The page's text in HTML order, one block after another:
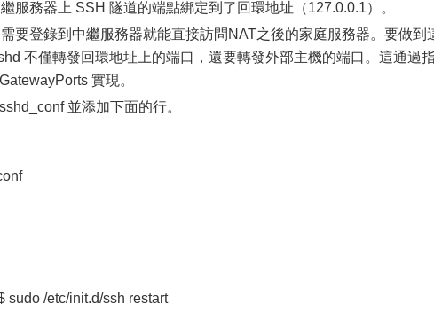
服務器上 SSH 隧道的端點綁定到了回環地址（127.0.0.1）。
要登錄到中繼服務器就能直接訪問NAT之後的家庭服務器。要做到
不僅轉發回環地址上的端口，還要轉發外部主機的端口。這通過
實現。
並添加下面的行。
sudo /etc/init.d/ssh restart